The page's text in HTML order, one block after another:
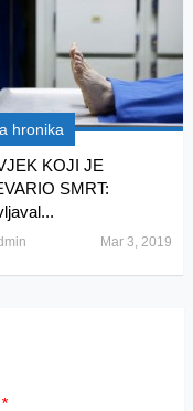
hronika
KOJI JE
SMRT:
Mar 3, 2019
*